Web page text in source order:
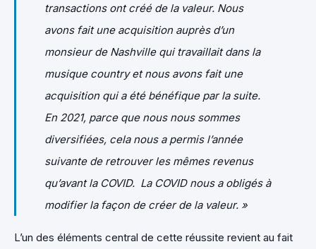
transactions ont créé de la valeur. Nous
avons fait une acquisition auprès d’un
monsieur de Nashville qui travaillait dans la
musique country et nous avons fait une
acquisition qui a été bénéfique par la suite.
En 2021, parce que nous nous sommes
diversifiées, cela nous a permis l’année
suivante de retrouver les mêmes revenus
qu’avant la COVID. La COVID nous a obligés à
modifier la façon de créer de la valeur. »
L’un des éléments central de cette réussite revient au fait